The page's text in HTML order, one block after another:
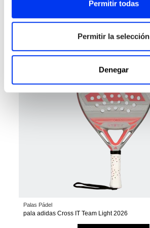
Permitir todas
Permitir la selección
Denegar
Pala de pádel adidas Drive Light 2026
añadir al carrito
Palas Pádel
pala adidas Cross IT Team Light 2026